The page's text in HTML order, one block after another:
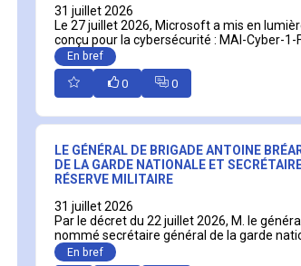
31 juillet 2026
Le 27 juillet 2026, Microsoft a mis en
conçu pour la cybersécurité : MAI-Cyber-1-
En bref
0 0
LE GÉNÉRAL DE BRIGADE ANTOINE
DE LA GARDE NATIONALE ET
RÉSERVE MILITAIRE
31 juillet 2026
Par le décret du 22 juillet 2026, M. le
nommé secrétaire général de la garde
En bref